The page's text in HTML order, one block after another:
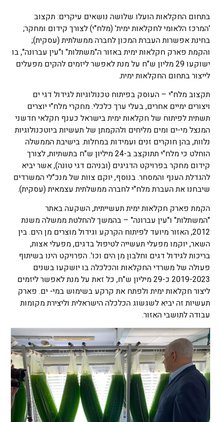
בתחום החקלאות הועלו שלושה נושאים עיקרים: תקצוב
'המרכז הלאומי לחקלאות ימית' (מלח"י) לצורך קידום ומחקר;
בחינת אפשרות העברת המכון לחברה ממשלתית (עסקית);
והקמת פארק חקלאות ימית באזור ה"משתלות" ו"עין עברונה", בו
ישוקעו 29 מליון ש"ח על מנת לאפשר ליזמים להקים מפעלים
לייצור בתחום החקלאות ימית.
תקצוב מלח"י – העוסק בפיתוח טכנולוגיות לגידול דגי ים
ויצורים ימיים אחרים, בעלי ערך כלכלי. מחקרי מלח"י יוצרים
תשתית לפיתוח של חקלאות ימית בישראל כענף חקלאי חדשני
המנצל מי-ים ומים מליחים ולהקמתן של תעשיות ביוטכנולוגיות
נלוות, בהן חוקרים זנים ועמידות במחלות. בישיבת הממשלה
הוחלט כי מלח"י תתוקצב ב-24 מיליון ש"ח בתשתיות, לצורך
קידום מחקר בפרויקט הדגיגים (ובניהם דגי טונה), אשר יביא
להגדלת הענף והמסחר. בנוסף, יוקם צוות של מנכ"לי המשרדים
שיבחנו את העברת מלח"י לחברה ממשלתית עצמאית (עסקית).
הקמת פארק חקלאות ימית תעשייתית, השקעה באתר
"המשתלות" ו"עין עברונה" – בהמשך להחלטת ממשלה משנת
2012, האזור מיועד לפיתוח הקרקע וגידול מוצרים מן הים. בין
השאר, יוקמו מפעלי תעשייה לטיפול בדגים, מפעלי אצות,
בריכות לגידול דגים וחלבון מן הים וכו'. הפרויקט הינו בשיתוף
פעולה של משרדי החקלאות והכלכלה בו יושקעו בשנים
2019-2023 כ-29 מיליון ש"ח, כל זאת על מנת לאפשר ליזמים
ליצור חקלאות ימית ולפתח את קרקע בשימוש במי- ים. פארק
תעשיות זה יביא לשגשוג הכלכלה הישראלית וליצירת מקומות
עבודה לתושבי האזור.